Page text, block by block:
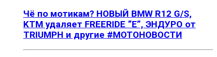
Чё по мотикам? НОВЫЙ BMW R12 G/S,
KTM удаляет FREERIDE “E”, ЭНДУРО от
TRIUMPH и другие #МОТОНОВОСТИ